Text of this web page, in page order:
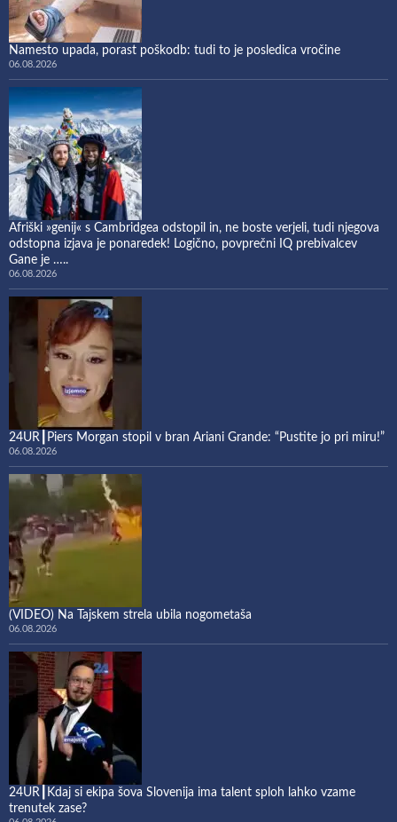
Namesto upada, porast poškodb: tudi to je posledica vročine
06.08.2026
Afriški »genij« s Cambridgea odstopil in, ne boste verjeli, tudi njegova
odstopna izjava je ponaredek! Logično, povprečni IQ prebivalcev
Gane je …..
06.08.2026
24UR┃Piers Morgan stopil v bran Ariani Grande: “Pustite jo pri miru!”
06.08.2026
(VIDEO) Na Tajskem strela ubila nogometaša
06.08.2026
24UR┃Kdaj si ekipa šova Slovenija ima talent sploh lahko vzame
trenutek zase?